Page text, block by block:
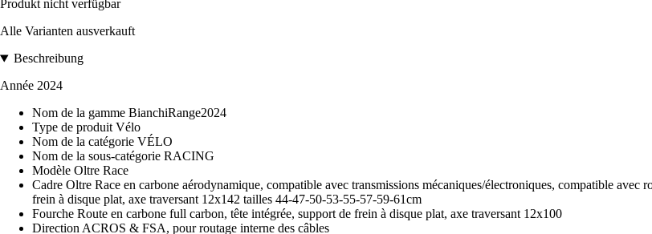
Produkt nicht verfügbar
Alle Varianten ausverkauft
Beschreibung
Année 2024
Nom de la gamme BianchiRange2024
Type de produit Vélo
Nom de la catégorie VÉLO
Nom de la sous-catégorie RACING
Modèle Oltre Race
Cadre Oltre Race en carbone aérodynamique, compatible avec transmissions mécaniques/électroniques, compatible
frein à disque plat, axe traversant 12x142 tailles 44-47-50-53-55-57-59-61cm
Fourche Route en carbone full carbon, tête intégrée, support de frein à disque plat, axe traversant 12x100
Direction ACROS & FSA, pour routage interne des câbles